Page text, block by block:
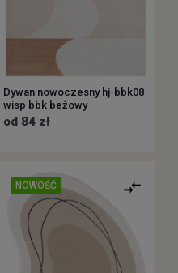
Dywan nowoczesny hj-bbk08
wisp bbk beżowy
od 84 zł
NOWOŚĆ